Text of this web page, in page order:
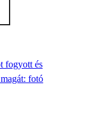
fogyott és
fotó